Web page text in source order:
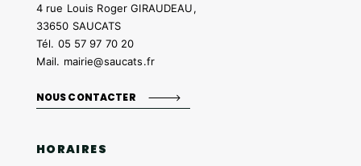
4 rue Louis Roger GIRAUDEAU,
33650 SAUCATS
Tél. 05 57 97 70 20
Mail. mairie@saucats.fr
NOUS CONTACTER
HORAIRES